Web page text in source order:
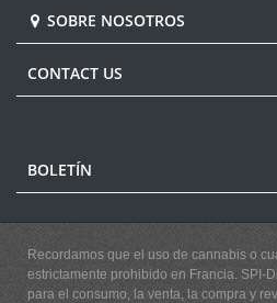
SOBRE NOSOTROS
CONTACT US
BOLETÍN
Recordamos que el uso de cannabis o
estrictamente prohibido en Francia. SPI-
para el consumo, la venta, la compra y